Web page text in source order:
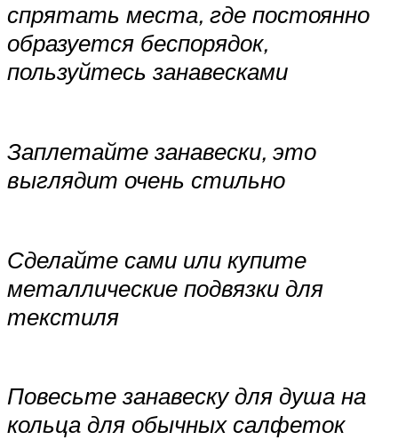
спрятать места, где постоянно
образуется беспорядок,
пользуйтесь занавесками
Заплетайте занавески, это
выглядит очень стильно
Сделайте сами или купите
металлические подвязки для
текстиля
Повесьте занавеску для душа на
кольца для обычных салфеток